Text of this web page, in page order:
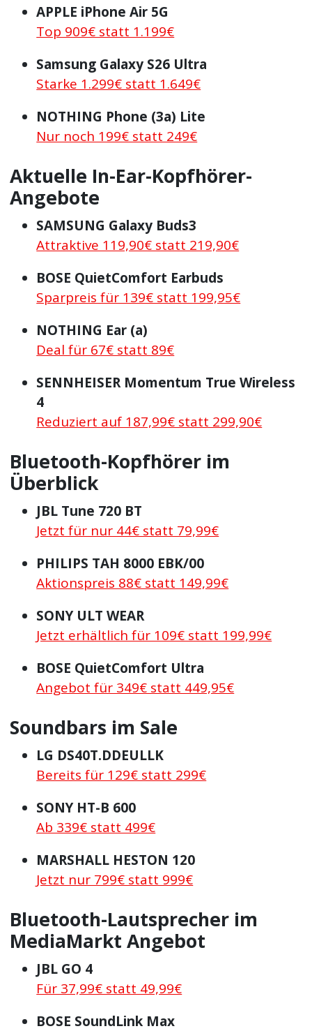
APPLE iPhone Air 5G
Top 909€ statt 1.199€
Samsung Galaxy S26 Ultra
Starke 1.299€ statt 1.649€
NOTHING Phone (3a) Lite
Nur noch 199€ statt 249€
Aktuelle In-Ear-Kopfhörer-
Angebote
SAMSUNG Galaxy Buds3
Attraktive 119,90€ statt 219,90€
BOSE QuietComfort Earbuds
Sparpreis für 139€ statt 199,95€
NOTHING Ear (a)
Deal für 67€ statt 89€
SENNHEISER Momentum True Wireless
4
Reduziert auf 187,99€ statt 299,90€
Bluetooth-Kopfhörer im
Überblick
JBL Tune 720 BT
Jetzt für nur 44€ statt 79,99€
PHILIPS TAH 8000 EBK/00
Aktionspreis 88€ statt 149,99€
SONY ULT WEAR
Jetzt erhältlich für 109€ statt 199,99€
BOSE QuietComfort Ultra
Angebot für 349€ statt 449,95€
Soundbars im Sale
LG DS40T.DDEULLK
Bereits für 129€ statt 299€
SONY HT-B 600
Ab 339€ statt 499€
MARSHALL HESTON 120
Jetzt nur 799€ statt 999€
Bluetooth-Lautsprecher im
MediaMarkt Angebot
JBL GO 4
Für 37,99€ statt 49,99€
BOSE SoundLink Max